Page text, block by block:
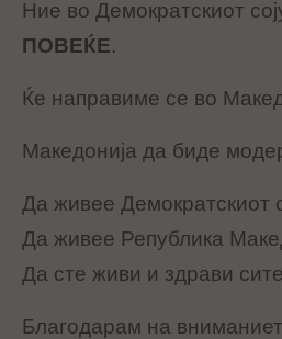
Ние во Демократскиот
ПОВЕЌЕ.
Ќе направиме се во
Македонија да биде
Да живее Демократскиот
Да живее Република
Да сте живи и здрави
Благодарам на